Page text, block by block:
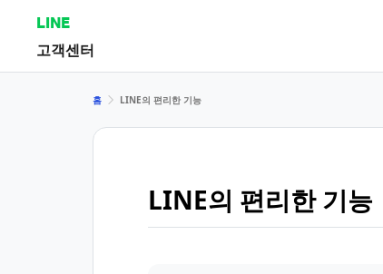
LINE
고객센터
홈 LINE의 편리한 기능
LINE의 편리한 기능